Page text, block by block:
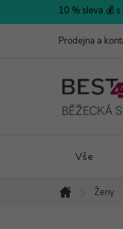
na
10 % sleva 💰
Prodejna a
Vše
Domů
Ženy